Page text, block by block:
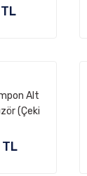
Alt
(Çeki